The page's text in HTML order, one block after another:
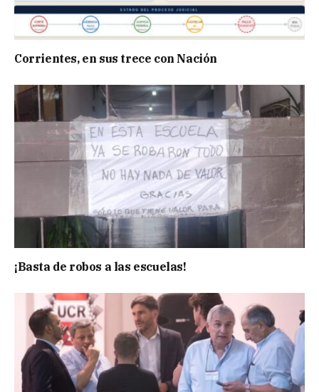
Corrientes, en sus trece con Nación
¡Basta de robos a las escuelas!